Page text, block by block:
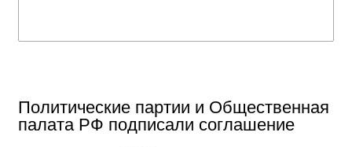
Политические партии и Общественная
палата РФ подписали соглашение